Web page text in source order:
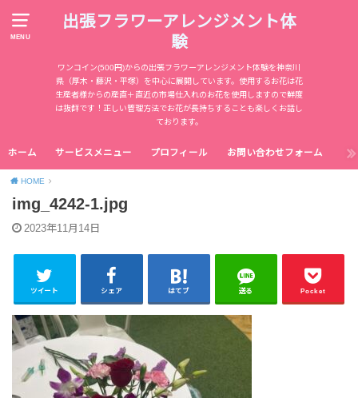
MENU
出張フラワーアレンジメント体
験
ワンコイン(500円)からの出張フラワーアレンジメント体験を神奈川
県（厚木・藤沢・平塚）を中心に展開しています。使用するお花は花
生産者様からの産直＋直近の市場仕入れのお花を使用しますので鮮度
は抜群です！正しい管理方法でお花が長持ちすることも楽しくお話し
ております。
ホーム サービスメニュー プロフィール お問い合わせフォーム
HOME
img_4242-1.jpg
2023年11月14日
ツイート シェア はてブ 送る Pocket